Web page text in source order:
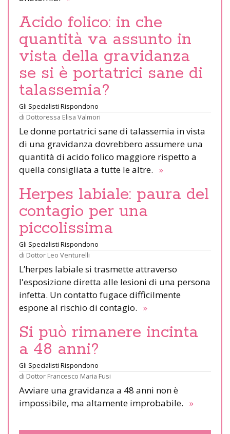
Acido folico: in che
quantità va assunto in
vista della gravidanza
se si è portatrici sane di
talassemia?
Gli Specialisti Rispondono
di Dottoressa Elisa Valmori
Le donne portatrici sane di talassemia in vista
di una gravidanza dovrebbero assumere una
quantità di acido folico maggiore rispetto a
quella consigliata a tutte le altre. »
Herpes labiale: paura del
contagio per una
piccolissima
Gli Specialisti Rispondono
di Dottor Leo Venturelli
L’herpes labiale si trasmette attraverso
l'esposizione diretta alle lesioni di una persona
infetta. Un contatto fugace difficilmente
espone al rischio di contagio. »
Si può rimanere incinta
a 48 anni?
Gli Specialisti Rispondono
di Dottor Francesco Maria Fusi
Avviare una gravidanza a 48 anni non è
impossibile, ma altamente improbabile. »